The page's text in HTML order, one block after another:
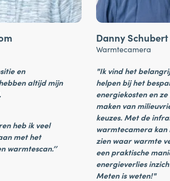
en
altijd mijn
heb ik veel
met het
warmtescan.’’
Danny Schubert
Warmtecamera
"Ik vind het
helpen bij het
energiekosten en
maken van
keuzes. Met de
warmtecamera
zien waar warmte
een praktische
energieverlies
Meten is weten!"